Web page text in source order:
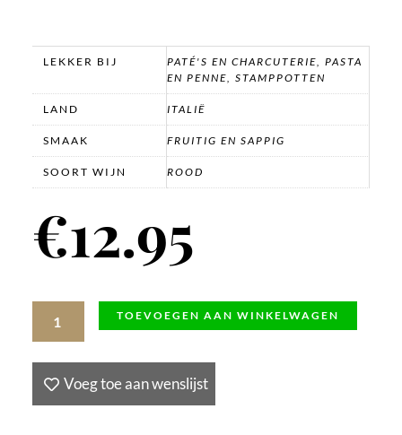
LEKKER BIJ
PATÉ'S EN CHARCUTERIE, PASTA
EN PENNE, STAMPPOTTEN
LAND ITALIË
SMAAK FRUITIG EN SAPPIG
SOORT WIJN ROOD
€12.95
Appassimento
DOC,
TOEVOEGEN AAN WINKELWAGEN
Voeg toe aan wenslijst